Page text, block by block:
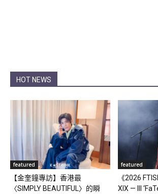
HOT NEWS
featured
【金奎鐘專訪】香港最
〈SIMPLY BEAUTIFUL〉的瞬
featured
《2026
XIX — III